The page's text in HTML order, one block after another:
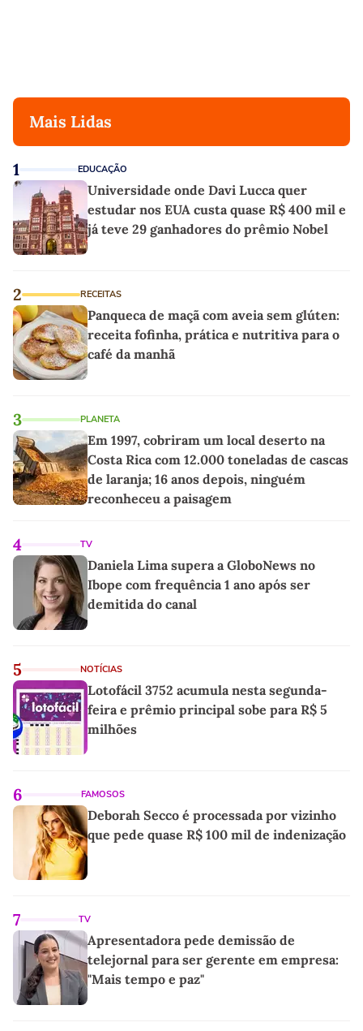
Mais Lidas
1 EDUCAÇÃO
Universidade onde Davi Lucca quer
estudar nos EUA custa quase R$ 400 mil e
já teve 29 ganhadores do prêmio Nobel
2 RECEITAS
Panqueca de maçã com aveia sem glúten:
receita fofinha, prática e nutritiva para o
café da manhã
3 PLANETA
Em 1997, cobriram um local deserto na
Costa Rica com 12.000 toneladas de cascas
de laranja; 16 anos depois, ninguém
reconheceu a paisagem
4 TV
Daniela Lima supera a GloboNews no
Ibope com frequência 1 ano após ser
demitida do canal
5 NOTÍCIAS
Lotofácil 3752 acumula nesta segunda-
feira e prêmio principal sobe para R$ 5
milhões
6 FAMOSOS
Deborah Secco é processada por vizinho
que pede quase R$ 100 mil de indenização
7 TV
Apresentadora pede demissão de
telejornal para ser gerente em empresa:
"Mais tempo e paz"